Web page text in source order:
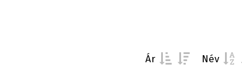
Ár Név